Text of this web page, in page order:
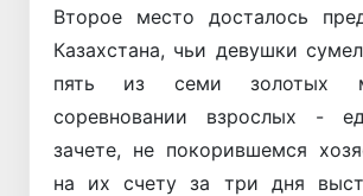
Второе место досталось
Казахстана, чьи девушки
пять из семи золотых
соревновании взрослых -
зачете, не покорившемся
на их счету за три дня